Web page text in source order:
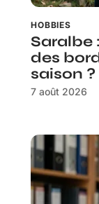
HOBBIES
Saralbe
des
saison ?
7 août 2026